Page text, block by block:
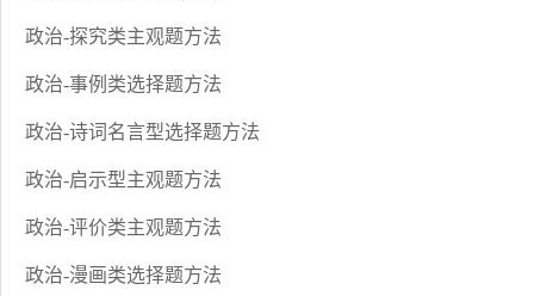
政治-探究类主观题方法
政治-事例类选择题方法
政治-诗词名言型选择题方法
政治-启示型主观题方法
政治-评价类主观题方法
政治-漫画类选择题方法